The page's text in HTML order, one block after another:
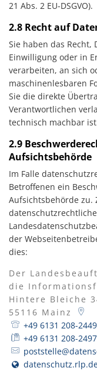
21 Abs. 2 EU-DSGVO).
2.8 Recht auf
Sie haben das
Einwilligung oder in
verarbeiten, an sich
maschinenlesbaren
Sie die direkte
Verantwortlichen
technisch machbar
2.9
Aufsichtsbehörde
Im Falle
Betroffenen ein
Aufsichtsbehörde zu.
der
dies:
Der
die
Hintere Bleiche
55116 Mainz
+49 6131 208-2449
+49 6131 208-2497